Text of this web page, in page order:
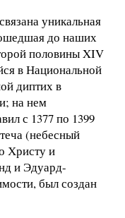
уникальная
до наших
половины XIV
в Национальной
диптих в
на нем
с 1377 по 1399
(небесный
Христу и
и Эдуард-
был создан